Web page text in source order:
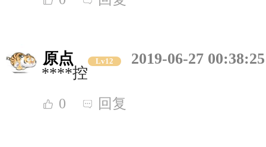
原点 Lv12
2019-06-27 00:38:25
****控
0 回复